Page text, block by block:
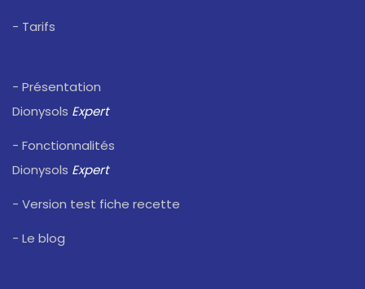
- Tarifs
- Présentation
Dionysols Expert
- Fonctionnalités
Dionysols Expert
- Version test fiche recette
- Le blog